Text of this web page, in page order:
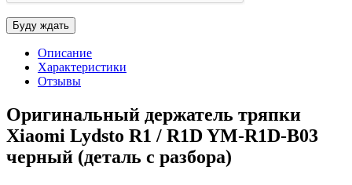
Описание
Характеристики
Отзывы
Оригинальный держатель тряпки
Xiaomi Lydsto R1 / R1D YM-R1D-B03
черный (деталь с разбора)